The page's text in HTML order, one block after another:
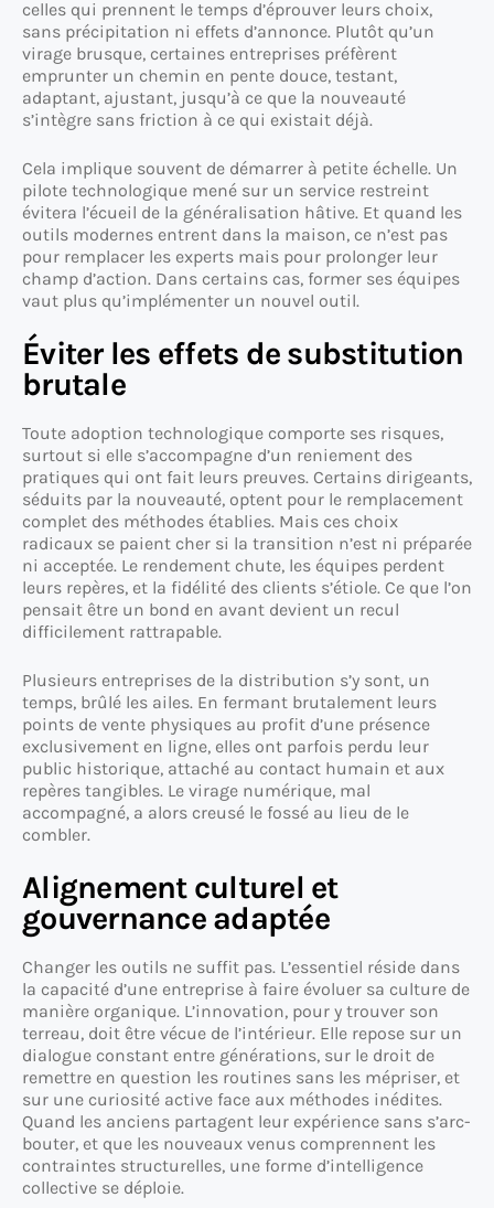
celles qui prennent le temps d’éprouver leurs choix,
sans précipitation ni effets d’annonce. Plutôt qu’un
virage brusque, certaines entreprises préfèrent
emprunter un chemin en pente douce, testant,
adaptant, ajustant, jusqu’à ce que la nouveauté
s’intègre sans friction à ce qui existait déjà.
Cela implique souvent de démarrer à petite échelle. Un
pilote technologique mené sur un service restreint
évitera l’écueil de la généralisation hâtive. Et quand les
outils modernes entrent dans la maison, ce n’est pas
pour remplacer les experts mais pour prolonger leur
champ d’action. Dans certains cas, former ses équipes
vaut plus qu’implémenter un nouvel outil.
Éviter les effets de substitution
brutale
Toute adoption technologique comporte ses risques,
surtout si elle s’accompagne d’un reniement des
pratiques qui ont fait leurs preuves. Certains dirigeants,
séduits par la nouveauté, optent pour le remplacement
complet des méthodes établies. Mais ces choix
radicaux se paient cher si la transition n’est ni préparée
ni acceptée. Le rendement chute, les équipes perdent
leurs repères, et la fidélité des clients s’étiole. Ce que l’on
pensait être un bond en avant devient un recul
difficilement rattrapable.
Plusieurs entreprises de la distribution s’y sont, un
temps, brûlé les ailes. En fermant brutalement leurs
points de vente physiques au profit d’une présence
exclusivement en ligne, elles ont parfois perdu leur
public historique, attaché au contact humain et aux
repères tangibles. Le virage numérique, mal
accompagné, a alors creusé le fossé au lieu de le
combler.
Alignement culturel et
gouvernance adaptée
Changer les outils ne suffit pas. L’essentiel réside dans
la capacité d’une entreprise à faire évoluer sa culture de
manière organique. L’innovation, pour y trouver son
terreau, doit être vécue de l’intérieur. Elle repose sur un
dialogue constant entre générations, sur le droit de
remettre en question les routines sans les mépriser, et
sur une curiosité active face aux méthodes inédites.
Quand les anciens partagent leur expérience sans s’arc-
bouter, et que les nouveaux venus comprennent les
contraintes structurelles, une forme d’intelligence
collective se déploie.